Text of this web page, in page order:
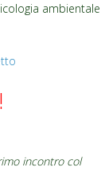
ambientale
incontro col